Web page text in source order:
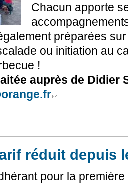
Chacun apporte
préparées
ou initiation au
!
auprès de Didier
réduit depuis
pour la